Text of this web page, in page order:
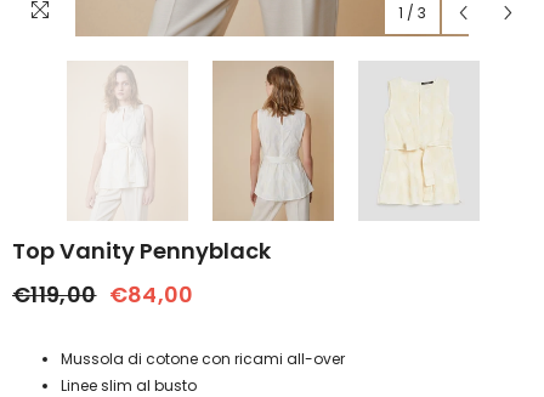
1 / 3
Top Vanity Pennyblack
€119,00 €84,00
Mussola di cotone con ricami all-over
Linee slim al busto